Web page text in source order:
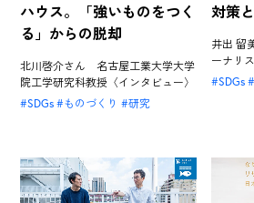
ハウス。「強いものをつく
る」からの脱却
北川啓介さん 名古屋工業大学大学
院工学研究科教授〈インタビュー〉
SDGs
ものづくり 研究
対策
井出 留
ーナリ
SDGs